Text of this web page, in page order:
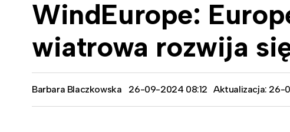
WindEurope:
wiatrowa rozwija
Barbara Blaczkowska 26-09-2024 08:12 Aktualizacja: 26-